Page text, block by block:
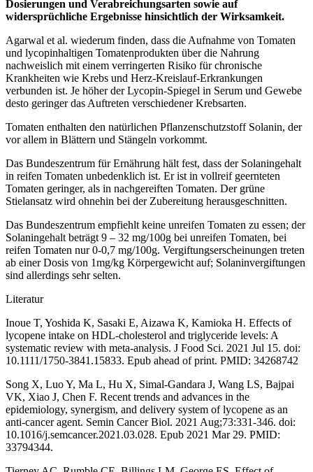
Dosierungen und Verabreichungsarten sowie auf
widersprüchliche Ergebnisse hinsichtlich der Wirksamkeit.
Agarwal et al. wiederum finden, dass die Aufnahme von Tomaten
und lycopinhaltigen Tomatenprodukten über die Nahrung
nachweislich mit einem verringerten Risiko für chronische
Krankheiten wie Krebs und Herz-Kreislauf-Erkrankungen
verbunden ist. Je höher der Lycopin-Spiegel in Serum und Gewebe
desto geringer das Auftreten verschiedener Krebsarten.
Tomaten enthalten den natürlichen Pflanzenschutzstoff Solanin, der
vor allem in Blättern und Stängeln vorkommt.
Das Bundeszentrum für Ernährung hält fest, dass der Solaningehalt
in reifen Tomaten unbedenklich ist. Er ist in vollreif geernteten
Tomaten geringer, als in nachgereiften Tomaten. Der grüne
Stielansatz wird ohnehin bei der Zubereitung herausgeschnitten.
Das Bundeszentrum empfiehlt keine unreifen Tomaten zu essen; der
Solaningehalt beträgt 9 – 32 mg/100g bei unreifen Tomaten, bei
reifen Tomaten nur 0-0,7 mg/100g. Vergiftungserscheinungen treten
ab einer Dosis von 1mg/kg Körpergewicht auf; Solaninvergiftungen
sind allerdings sehr selten.
Literatur
Inoue T, Yoshida K, Sasaki E, Aizawa K, Kamioka H. Effects of
lycopene intake on HDL-cholesterol and triglyceride levels: A
systematic review with meta-analysis. J Food Sci. 2021 Jul 15. doi:
10.1111/1750-3841.15833. Epub ahead of print. PMID: 34268742
Song X, Luo Y, Ma L, Hu X, Simal-Gandara J, Wang LS, Bajpai
VK, Xiao J, Chen F. Recent trends and advances in the
epidemiology, synergism, and delivery system of lycopene as an
anti-cancer agent. Semin Cancer Biol. 2021 Aug;73:331-346. doi:
10.1016/j.semcancer.2021.03.028. Epub 2021 Mar 29. PMID:
33794344.